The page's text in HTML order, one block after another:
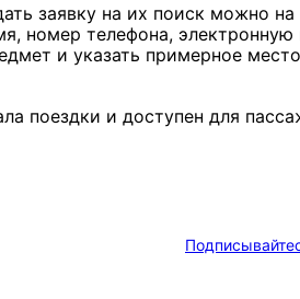
заявку на их поиск можно на
номер телефона, электронную
и указать примерное
поездки и доступен для